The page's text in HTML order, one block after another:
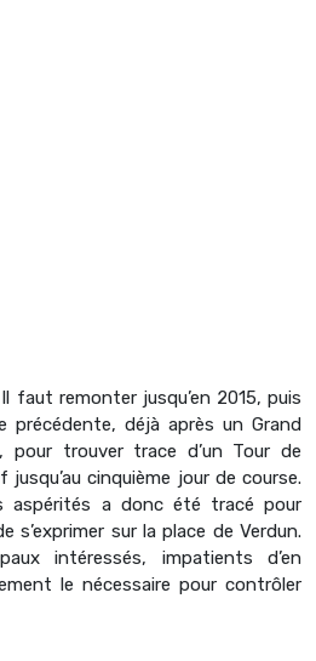
faut remonter jusqu’en 2015, puis
précédente, déjà après un Grand
pour trouver trace d’un Tour de
cinquième jour de course.
aspérités a donc été tracé pour
s’exprimer sur la place de Verdun.
intéressés, impatients d’en
le nécessaire pour contrôler